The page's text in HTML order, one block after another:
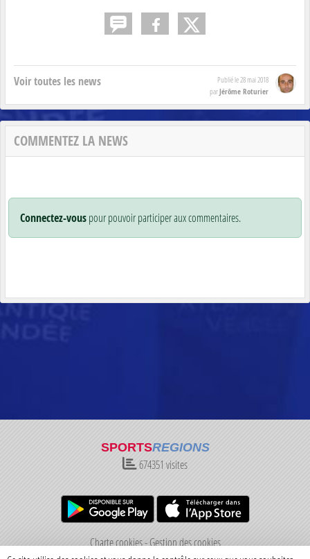
Voir toutes les news Publié le28 mai 2018
parJérôme Roturier
COMMENTEZ LA NEWS
Connectez-vouspour pouvoir participer aux commentaires.
SPORTSREGIONS
674351 visites
Charte cookies Gestion des cookies